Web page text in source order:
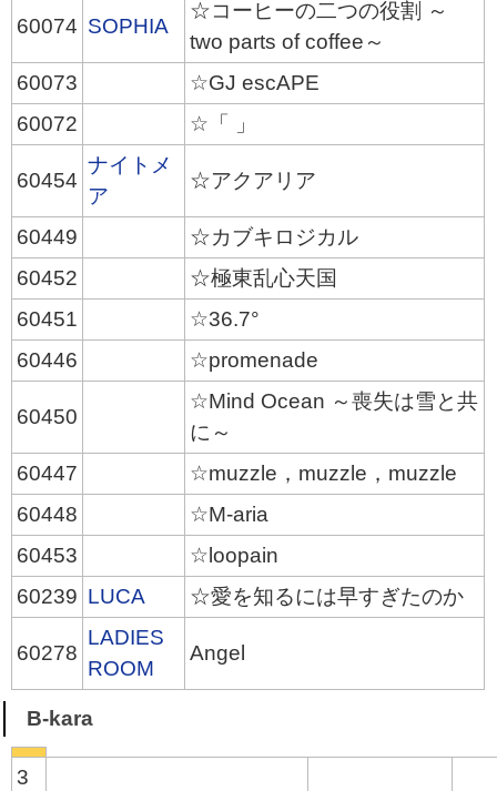
60074 SOPHIA
☆コーヒーの二つの役割 ～
two parts of coffee～
60073
☆GJ escAPE
60072
☆「 」
60454
ナイトメ
ア
☆アクアリア
60449
☆カブキロジカル
60452
☆極東乱心天国
60451
☆36.7°
60446
☆promenade
60450
☆Mind Ocean ～喪失は雪と共
に～
60447
☆muzzle，muzzle，muzzle
60448
☆M-aria
60453
☆loopain
60239 LUCA ☆愛を知るには早すぎたのか
60278
LADIES
ROOM
Angel
B-kara
3